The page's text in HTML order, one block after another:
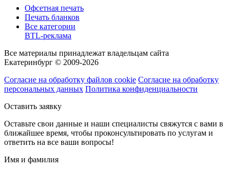
Офсетная печать
Печать бланков
Все категории
BTL-реклама
Все материалы принадлежат владельцам сайта
Екатеринбург © 2009-2026
Согласие на обработку файлов cookie Согласие на обработку
персональных данных Политика конфиденциальности
Оставить заявку
Оставьте свои данные и наши специалисты свяжутся с вами в
ближайшее время, чтобы проконсультировать по услугам и
ответить на все ваши вопросы!
Имя и фамилия